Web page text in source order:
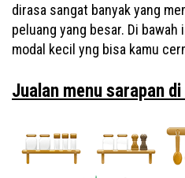
dirasa sangat banyak yang
peluang yang besar. Di bawah
modal kecil yng bisa kamu
Jualan menu sarapan